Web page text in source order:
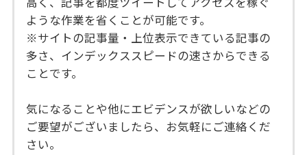
ような作業を省くことが可能です。
※サイトの記事量・上位表示できている記事の
多さ、インデックススピードの速さからできる
ことです。
気になることや他にエビデンスが欲しいなどの
ご要望がございましたら、お気軽にご連絡くだ
さい。